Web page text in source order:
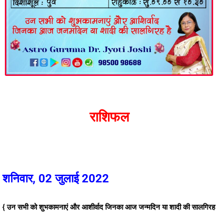
राशिफल
शनिवार, 02 जुलाई 2022
{ उन सभी को शुभकामनाएं और आशीर्वाद जिनका आज जन्मदिन या शादी की सालगिरह